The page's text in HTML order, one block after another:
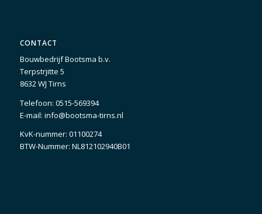
CONTACT
Bouwbedrijf Bootsma b.v.
Terpstrjitte 5
8632 WJ Tirns
Telefoon: 0515-569394
E-mail: info@bootsma-tirns.nl
KvK-nummer: 01100274
BTW-Nummer: NL812102940B01